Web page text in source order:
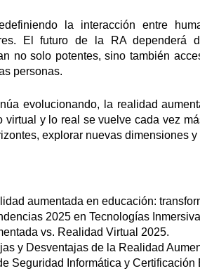
la interacción entre
El futuro de la RA dependerá
no solo potentes, sino también
personas.
evolucionando, la realidad
virtual y lo real se vuelve cada vez
explorar nuevas dimensiones
aumentada en educación:
2025 en Tecnologías
vs. Realidad Virtual 2025.
y Desventajas de la Realidad
Seguridad Informática y Certificación